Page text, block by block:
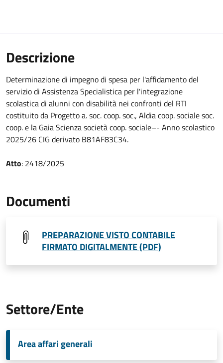
Descrizione
Determinazione di impegno di spesa per l'affidamento del
servizio di Assistenza Specialistica per l'integrazione
scolastica di alunni con disabilità nei confronti del RTI
costituito da Progetto a. soc. coop. soc., Aldia coop. sociale soc.
coop. e la Gaia Scienza società coop. sociale–- Anno scolastico
2025/26 CIG derivato B81AF83C34.
Atto: 2418/2025
Documenti
PREPARAZIONE VISTO CONTABILE
FIRMATO DIGITALMENTE (PDF)
Settore/Ente
Area affari generali